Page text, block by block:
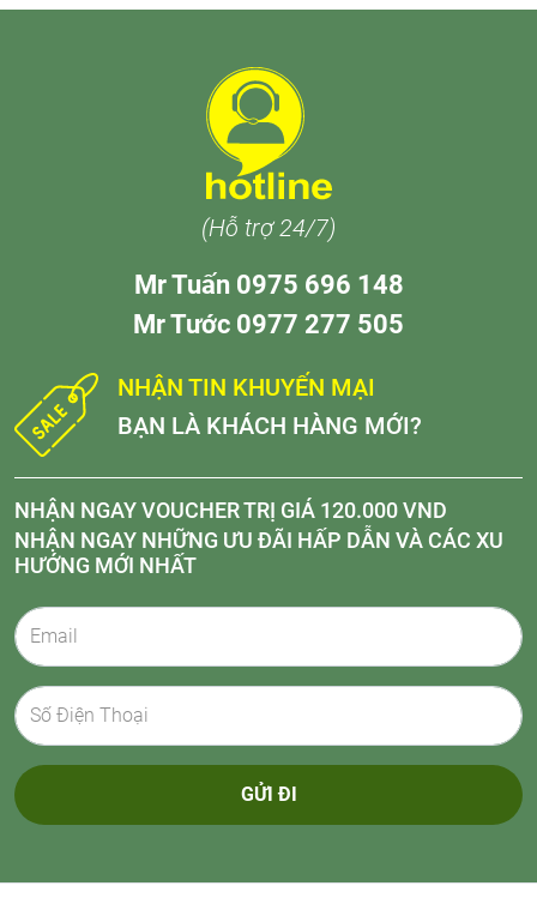
(Hỗ trợ 24/7)
Mr Tuấn 0975 696 148
Mr Tước 0977 277 505
NHẬN TIN KHUYẾN MẠI
BẠN LÀ KHÁCH HÀNG MỚI?
NHẬN NGAY VOUCHER TRỊ GIÁ 120.000 VND
NHẬN NGAY NHỮNG ƯU ĐÃI HẤP DẪN VÀ CÁC XU
HƯỚNG MỚI NHẤT
GỬI ĐI